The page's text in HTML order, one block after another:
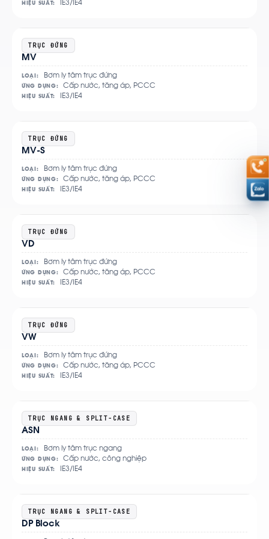
HIỆU SUẤT: IE3/IE4
TRỤC ĐỨNG
MV
LOẠI: Bơm ly tâm trục đứng
ỨNG DỤNG: Cấp nước, tăng áp, PCCC
HIỆU SUẤT: IE3/IE4
Xem
chi
tiết
TRỤC ĐỨNG
MV-S
LOẠI: Bơm ly tâm trục đứng
ỨNG DỤNG: Cấp nước, tăng áp, PCCC
HIỆU SUẤT: IE3/IE4
Xem
chi
tiết
TRỤC ĐỨNG
VD
LOẠI: Bơm ly tâm trục đứng
ỨNG DỤNG: Cấp nước, tăng áp, PCCC
HIỆU SUẤT: IE3/IE4
Xem
chi
tiết
TRỤC ĐỨNG
VW
LOẠI: Bơm ly tâm trục đứng
ỨNG DỤNG: Cấp nước, tăng áp, PCCC
HIỆU SUẤT: IE3/IE4
Xem
chi
tiết
TRỤC NGANG & SPLIT-CASE
ASN
LOẠI: Bơm ly tâm trục ngang
ỨNG DỤNG: Cấp nước, công nghiệp
HIỆU SUẤT: IE3/IE4
Xem
chi
tiết
TRỤC NGANG & SPLIT-CASE
DP Block
Xem
chi